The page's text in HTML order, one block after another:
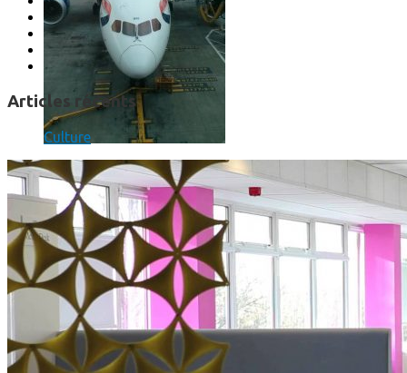
Un boîtier imprimé en 3D va faire tourner Android sur votre
Articles récents
Culture